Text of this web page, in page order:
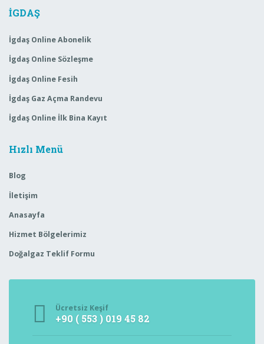
İGDAŞ
İgdaş Online Abonelik
İgdaş Online Sözleşme
İgdaş Online Fesih
İgdaş Gaz Açma Randevu
İgdaş Online İlk Bina Kayıt
Hızlı Menü
Blog
İletişim
Anasayfa
Hizmet Bölgelerimiz
Doğalgaz Teklif Formu
Ücretsiz Keşif
+90 ( 553 ) 019 45 82